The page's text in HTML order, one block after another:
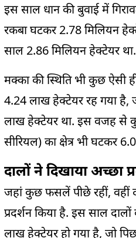
इस साल धान की बुवाई में
रकबा घटकर 2.78 मिलियन
साल 2.86 मिलियन हेक्टेयर था.
मक्का की स्थिति भी कुछ ऐसी
4.24 लाख हेक्टेयर रह गया
लाख हेक्टेयर था. इस वजह से
सीरियल) का क्षेत्र भी घटकर
दालों ने दिखाया अच्छा
जहां कुछ फसलें पीछे रहीं, वहीं
प्रदर्शन किया है. इस साल
लाख हेक्टेयर हो गया है, जो